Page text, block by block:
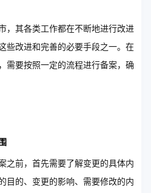
，其各类工作都在不断地进行改进
些改进和完善的必要手段之一。在
需要按照一定的流程进行备案，确
之前，首先需要了解变更的具体内
目的、变更的影响、需要修改的内